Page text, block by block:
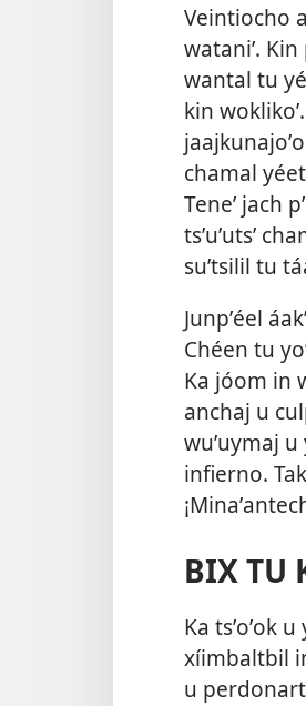
Veintiocho
wataniʼ.
wantal tu
kin
chamal
Teneʼ jach
tsʼuʼutsʼ
suʼtsilil tu
Junpʼéel
Chéen tu
Ka jóom in
anchaj u
wuʼuymaj u
infierno.
BIX TU
Ka tsʼoʼok
xíimbaltbil
u